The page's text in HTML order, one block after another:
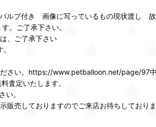
ルブ付き 画像に写っているもの現状渡し
。ご了承下さい。
、ご了承下さい
さい。https://www.petballoon.net/page/97
査定いたします。
。
売しておりますのでご来店お待ちしておりま